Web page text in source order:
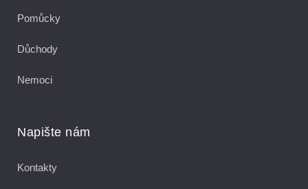
Pomůcky
Důchody
Nemoci
Napište nám
Kontakty